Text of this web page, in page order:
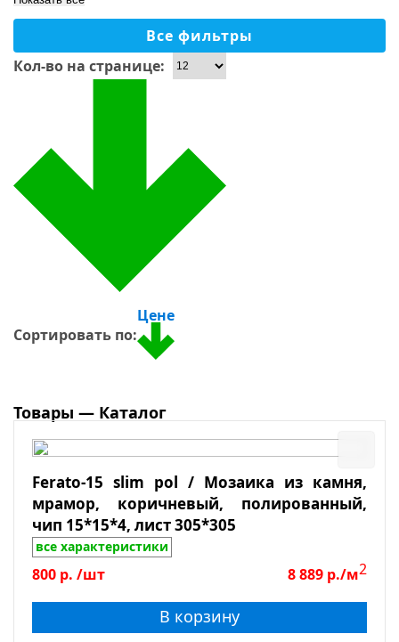
Малахитовый
Однотонный
Применение
Душевая
На стены, колоны
Кухня
Столешницы
Для улицы
Тип камня
Мрамор
Сланец
Крема Марфил
Emperador Light
Emperador Dark
Dolomiti Bianco
Поверхность
Глянцевая
Все фильтры
Кол-во на странице:
Сортировать по:
Цене
Товары — Каталог
Ferato-15 slim pol / Мозаика из камня,
мрамор, коричневый, полированный,
чип 15*15*4, лист 305*305
все характеристики
800 р. /шт 8 889 р./м2
В корзину